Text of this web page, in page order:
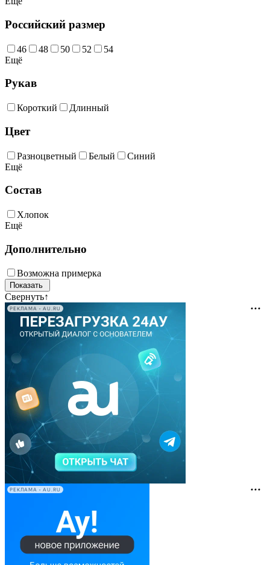
Российский размер
46 48 50 52
54
Ещё
Рукав
Короткий Длинный
Цвет
Разноцветный Белый
Синий
Ещё
Состав
Хлопок
Ещё
Дополнительно
Возможна примерка
Свернуть↑
РЕКЛАМА • AU.RU
РЕКЛАМА • AU.RU